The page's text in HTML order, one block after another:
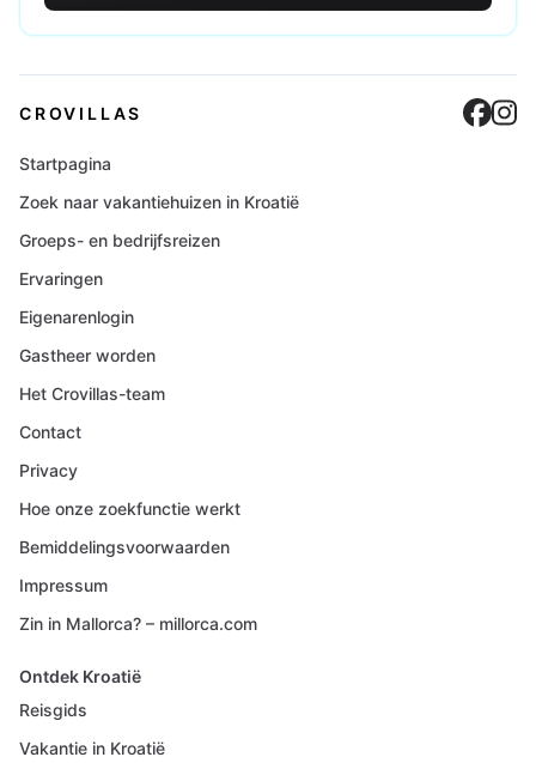
CROVILLAS
Startpagina
Zoek naar vakantiehuizen in Kroatië
Groeps- en bedrijfsreizen
Ervaringen
Eigenarenlogin
Gastheer worden
Het Crovillas-team
Contact
Privacy
Hoe onze zoekfunctie werkt
Bemiddelingsvoorwaarden
Impressum
Zin in Mallorca? – millorca.com
Ontdek Kroatië
Reisgids
Vakantie in Kroatië